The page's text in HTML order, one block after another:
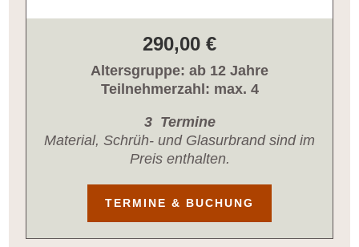
290,00 €
Altersgruppe: ab 12 Jahre
Teilnehmerzahl: max. 4
3 Termine
Material, Schrüh- und Glasurbrand sind im
Preis enthalten.
TERMINE & BUCHUNG